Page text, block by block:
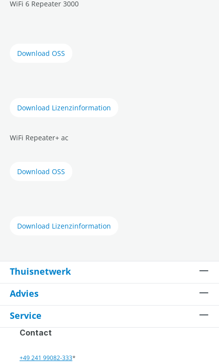
WiFi 6 Repeater 3000
Download OSS
Download Lizenzinformation
WiFi Repeater+ ac
Download OSS
Download Lizenzinformation
Thuisnetwerk
Advies
Service
Contact
+49 241 99082-333*